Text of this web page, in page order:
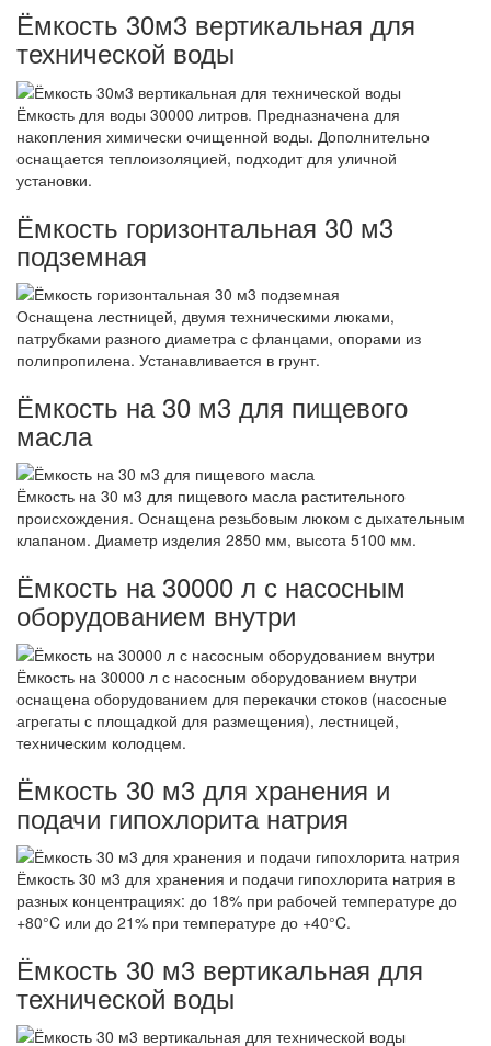
Ёмкость 30м3 вертикальная для
технической воды
Ёмкость для воды 30000 литров. Предназначена для
накопления химически очищенной воды. Дополнительно
оснащается теплоизоляцией, подходит для уличной
установки.
Ёмкость горизонтальная 30 м3
подземная
Оснащена лестницей, двумя техническими люками,
патрубками разного диаметра с фланцами, опорами из
полипропилена. Устанавливается в грунт.
Ёмкость на 30 м3 для пищевого
масла
Ёмкость на 30 м3 для пищевого масла растительного
происхождения. Оснащена резьбовым люком с дыхательным
клапаном. Диаметр изделия 2850 мм, высота 5100 мм.
Ёмкость на 30000 л с насосным
оборудованием внутри
Ёмкость на 30000 л с насосным оборудованием внутри
оснащена оборудованием для перекачки стоков (насосные
агрегаты с площадкой для размещения), лестницей,
техническим колодцем.
Ёмкость 30 м3 для хранения и
подачи гипохлорита натрия
Ёмкость 30 м3 для хранения и подачи гипохлорита натрия в
разных концентрациях: до 18% при рабочей температуре до
+80°C или до 21% при температуре до +40°C.
Ёмкость 30 м3 вертикальная для
технической воды